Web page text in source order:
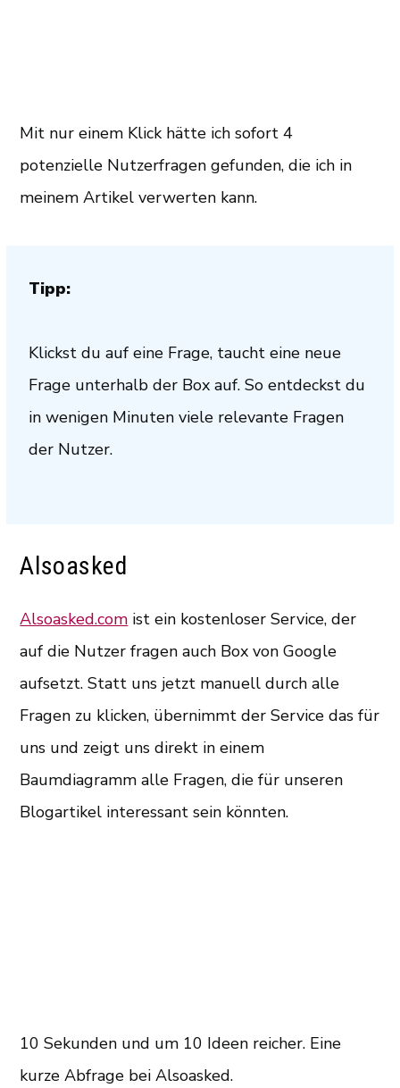
Mit nur einem Klick hätte ich sofort 4
potenzielle Nutzerfragen gefunden, die ich in
meinem Artikel verwerten kann.
Tipp:
Klickst du auf eine Frage, taucht eine neue
Frage unterhalb der Box auf. So entdeckst du
in wenigen Minuten viele relevante Fragen
der Nutzer.
Alsoasked
Alsoasked.com ist ein kostenloser Service, der
auf die Nutzer fragen auch Box von Google
aufsetzt. Statt uns jetzt manuell durch alle
Fragen zu klicken, übernimmt der Service das für
uns und zeigt uns direkt in einem
Baumdiagramm alle Fragen, die für unseren
Blogartikel interessant sein könnten.
10 Sekunden und um 10 Ideen reicher. Eine
kurze Abfrage bei Alsoasked.